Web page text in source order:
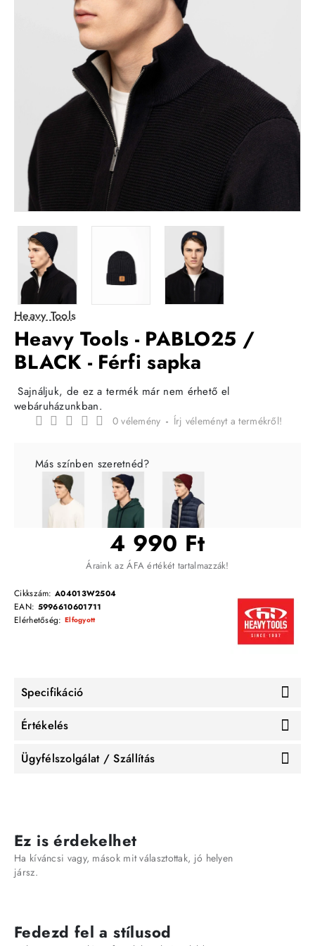
Heavy Tools
Heavy Tools - PABLO25 /
BLACK - Férfi sapka
Sajnáljuk, de ez a termék már nem érhető el
webáruházunkban.
0 vélemény - Írj véleményt a termékről!
4 990 Ft
Áraink az ÁFA értékét tartalmazzák!
Cikkszám: A04013W2504
EAN: 5996610601711
Elérhetőség: Elfogyott
Más színben szeretnéd?
Specifikáció
Értékelés
Ügyfélszolgálat / Szállítás
Ez is érdekelhet
Ha kíváncsi vagy, mások mit választottak, jó helyen
jársz.
Fedezd fel a stílusod